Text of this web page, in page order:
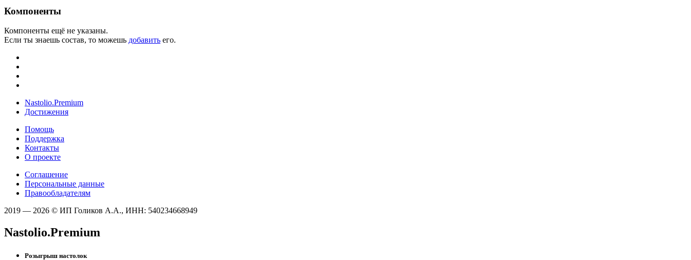
Компоненты
Компоненты ещё не указаны.
Если ты знаешь состав, то можешь добавить его.
Nastolio.Premium
Достижения
Помощь
Поддержка
Контакты
О проекте
Соглашение
Персональные данные
Правообладателям
2019 — 2026 © ИП Голиков А.А., ИНН: 540234668949
Nastolio.Premium
Розыгрыш настолок